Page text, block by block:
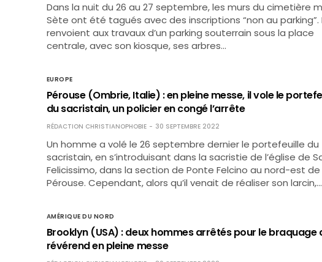
Dans la nuit du 26 au 27 septembre, les murs du cimetière
Sète ont été tagués avec des inscriptions “non au parking”.
renvoient aux travaux d’un parking souterrain sous la place
centrale, avec son kiosque, ses arbres…
EUROPE
Pérouse (Ombrie, Italie) : en pleine messe, il vole le
du sacristain, un policier en congé l’arrête
RÉDACTION CHRISTIANOPHOBIE 30 SEPTEMBRE 2022
Un homme a volé le 26 septembre dernier le portefeuille du
sacristain, en s’introduisant dans la sacristie de l’église de
Felicissimo, dans la section de Ponte Felcino au nord-est de
Pérouse. Cependant, alors qu’il venait de réaliser son larcin,…
AMÉRIQUE DU NORD
Brooklyn (USA) : deux hommes arrêtés pour le braquage
révérend en pleine messe